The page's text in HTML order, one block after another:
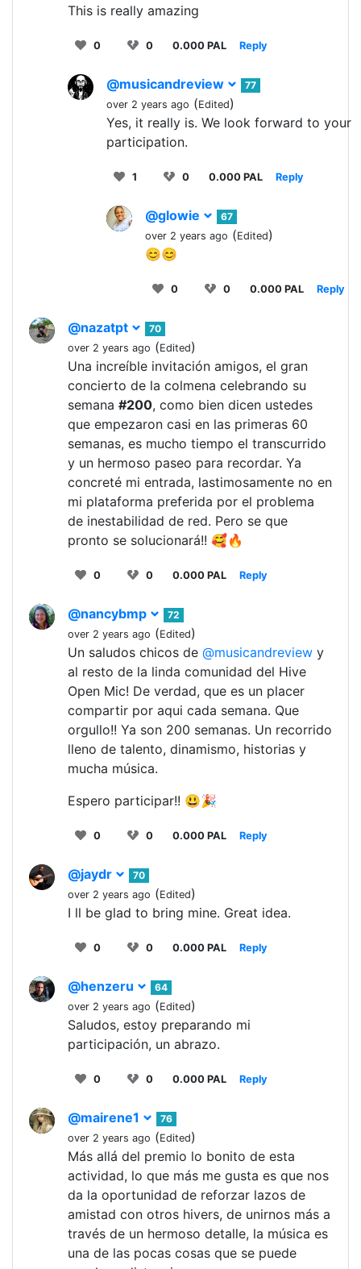
This is really amazing
0 0 0.000 PAL Reply
@musicandreview
77
over 2 years ago (Edited)
Yes, it really is. We look forward to your
participation.
1 0 0.000 PAL Reply
@glowie
67
over 2 years ago (Edited)
😊😊
0 0 0.000 PAL Reply
@nazatpt
70
over 2 years ago (Edited)
Una increíble invitación amigos, el gran
concierto de la colmena celebrando su
semana #200, como bien dicen ustedes
que empezaron casi en las primeras 60
semanas, es mucho tiempo el transcurrido
y un hermoso paseo para recordar. Ya
concreté mi entrada, lastimosamente no en
mi plataforma preferida por el problema
de inestabilidad de red. Pero se que
pronto se solucionará!! 🥰🔥
0 0 0.000 PAL Reply
@nancybmp
72
over 2 years ago (Edited)
Un saludos chicos de @musicandreview y
al resto de la linda comunidad del Hive
Open Mic! De verdad, que es un placer
compartir por aqui cada semana. Que
orgullo!! Ya son 200 semanas. Un recorrido
lleno de talento, dinamismo, historias y
mucha música.
Espero participar!! 😃🎉
0 0 0.000 PAL Reply
@jaydr
70
over 2 years ago (Edited)
I ll be glad to bring mine. Great idea.
0 0 0.000 PAL Reply
@henzeru
64
over 2 years ago (Edited)
Saludos, estoy preparando mi
participación, un abrazo.
0 0 0.000 PAL Reply
@mairene1
76
over 2 years ago (Edited)
Más allá del premio lo bonito de esta
actividad, lo que más me gusta es que nos
da la oportunidad de reforzar lazos de
amistad con otros hivers, de unirnos más a
través de un hermoso detalle, la música es
una de las pocas cosas que se puede